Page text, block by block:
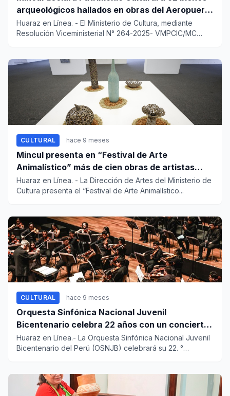
arqueológicos hallados en obras del Aeropuerto
Jorge Chávez
Huaraz en Línea. - El Ministerio de Cultura, mediante
Resolución Viceministerial N° 264-2025- VMPCIC/MC
CULTURAL hace 9 meses
Mincul presenta en “Festival de Arte
Animalístico” más de cien obras de artistas
nacionales e internacionales
Huaraz en Línea. - La Dirección de Artes del Ministerio de
Cultura presenta el “Festival de Arte Animalístico...
CULTURAL hace 9 meses
Orquesta Sinfónica Nacional Juvenil
Bicentenario celebra 22 años con un concierto
en el Gran Teatro Nacional
Huaraz en Línea.- La Orquesta Sinfónica Nacional Juvenil
Bicentenario del Perú (OSNJB) celebrará su 22. °